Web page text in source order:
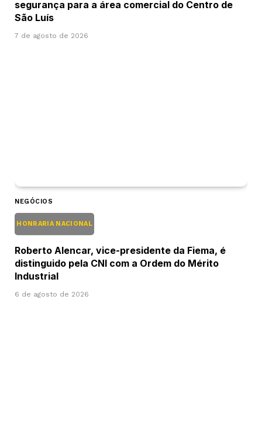
segurança para a área comercial do Centro de
São Luís
7 de agosto de 2026
NEGÓCIOS
HONRARIA NACIONAL
Roberto Alencar, vice-presidente da Fiema, é
distinguido pela CNI com a Ordem do Mérito
Industrial
6 de agosto de 2026